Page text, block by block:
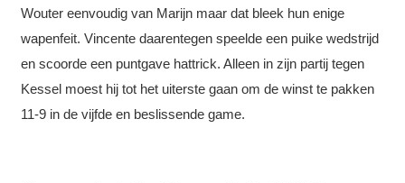
Wouter eenvoudig van Marijn maar dat bleek hun enige
wapenfeit. Vincente daarentegen speelde een puike wedstrijd
en scoorde een puntgave hattrick. Alleen in zijn partij tegen
Kessel moest hij tot het uiterste gaan om de winst te pakken
11-9 in de vijfde en beslissende game.